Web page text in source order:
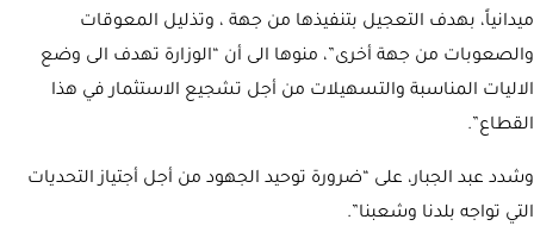
ميدانياً، بهدف التعجيل بتنفيذها من جهة ، وتذليل المعوقات
والصعوبات من جهة أخرى”، منوها الى أن “الوزارة تهدف الى وضع
الاليات المناسبة والتسهيلات من أجل تشجيع الاستثمار في هذا
القطاع”.
وشدد عبد الجبار، على “ضرورة توحيد الجهود من أجل أجتياز التحديات
التي تواجه بلدنا وشعبنا”.